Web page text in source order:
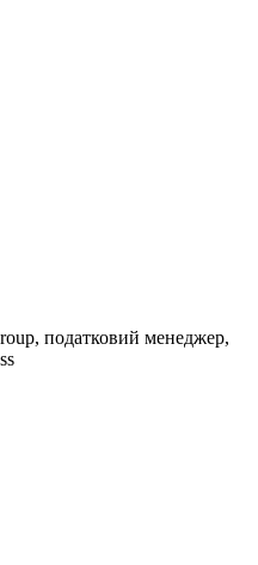
податковий менеджер,